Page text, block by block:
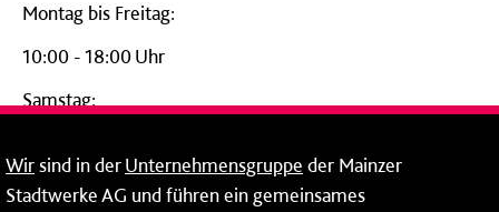
Montag bis Freitag:
10:00 - 18:00 Uhr
Samstag:
24-Stunden-Telefon*
Wirsind in derUnternehmensgruppe der Mainzer
Stadtwerke AG und führen ein gemeinsames